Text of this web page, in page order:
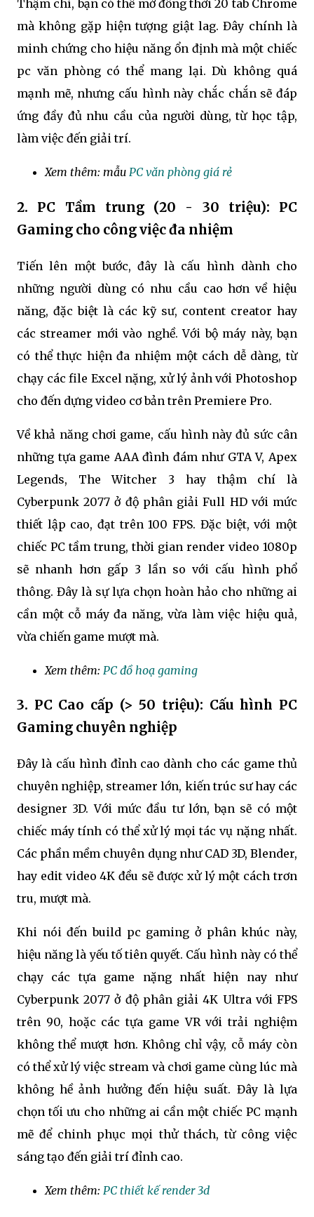
Thậm chí, bạn có thể mở đồng thời 20 tab Chrome
mà không gặp hiện tượng giật lag. Đây chính là
minh chứng cho hiệu năng ổn định mà một chiếc
pc văn phòng có thể mang lại. Dù không quá
mạnh mẽ, nhưng cấu hình này chắc chắn sẽ đáp
ứng đầy đủ nhu cầu của người dùng, từ học tập,
làm việc đến giải trí.
Xem thêm: mẫu PC văn phòng giá rẻ
2. PC Tầm trung (20 - 30 triệu): PC
Gaming cho công việc đa nhiệm
Tiến lên một bước, đây là cấu hình dành cho
những người dùng có nhu cầu cao hơn về hiệu
năng, đặc biệt là các kỹ sư, content creator hay
các streamer mới vào nghề. Với bộ máy này, bạn
có thể thực hiện đa nhiệm một cách dễ dàng, từ
chạy các file Excel nặng, xử lý ảnh với Photoshop
cho đến dựng video cơ bản trên Premiere Pro.
Về khả năng chơi game, cấu hình này đủ sức cân
những tựa game AAA đình đám như GTA V, Apex
Legends, The Witcher 3 hay thậm chí là
Cyberpunk 2077 ở độ phân giải Full HD với mức
thiết lập cao, đạt trên 100 FPS. Đặc biệt, với một
chiếc PC tầm trung, thời gian render video 1080p
sẽ nhanh hơn gấp 3 lần so với cấu hình phổ
thông. Đây là sự lựa chọn hoàn hảo cho những ai
cần một cỗ máy đa năng, vừa làm việc hiệu quả,
vừa chiến game mượt mà.
Xem thêm: PC đồ hoạ gaming
3. PC Cao cấp (> 50 triệu): Cấu hình PC
Gaming chuyên nghiệp
Đây là cấu hình đỉnh cao dành cho các game thủ
chuyên nghiệp, streamer lớn, kiến trúc sư hay các
designer 3D. Với mức đầu tư lớn, bạn sẽ có một
chiếc máy tính có thể xử lý mọi tác vụ nặng nhất.
Các phần mềm chuyên dụng như CAD 3D, Blender,
hay edit video 4K đều sẽ được xử lý một cách trơn
tru, mượt mà.
Khi nói đến build pc gaming ở phân khúc này,
hiệu năng là yếu tố tiên quyết. Cấu hình này có thể
chạy các tựa game nặng nhất hiện nay như
Cyberpunk 2077 ở độ phân giải 4K Ultra với FPS
trên 90, hoặc các tựa game VR với trải nghiệm
không thể mượt hơn. Không chỉ vậy, cỗ máy còn
có thể xử lý việc stream và chơi game cùng lúc mà
không hề ảnh hưởng đến hiệu suất. Đây là lựa
chọn tối ưu cho những ai cần một chiếc PC mạnh
mẽ để chinh phục mọi thử thách, từ công việc
sáng tạo đến giải trí đỉnh cao.
Xem thêm: PC thiết kế render 3d